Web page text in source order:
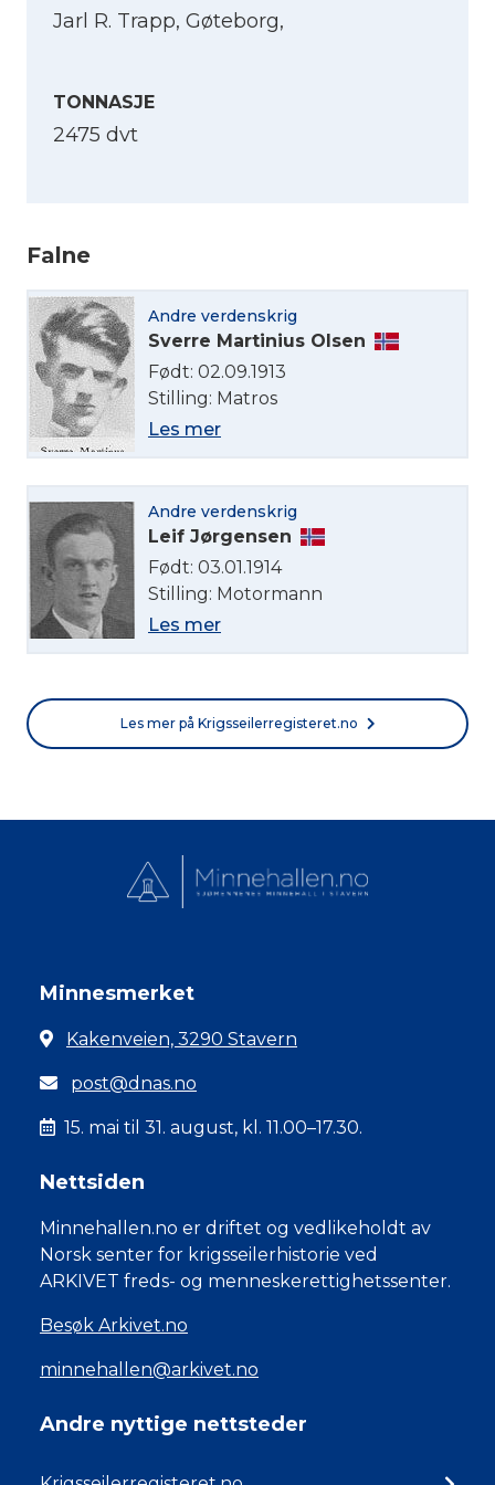
Jarl R. Trapp, Gøteborg,
TONNASJE
2475 dvt
Falne
Andre verdenskrig
Sverre Martinius Olsen
Født: 02.09.1913
Stilling: Matros
Les mer
Andre verdenskrig
Leif Jørgensen
Født: 03.01.1914
Stilling: Motormann
Les mer
Les mer på Krigsseilerregisteret.no
Minnesmerket
Kakenveien, 3290 Stavern
post@dnas.no
15. mai til 31. august, kl. 11.00–17.30.
Nettsiden
Minnehallen.no er driftet og vedlikeholdt av
Norsk senter for krigsseilerhistorie ved
ARKIVET freds- og menneskerettighetssenter.
Besøk Arkivet.no
minnehallen@arkivet.no
Andre nyttige nettsteder
Velg språk
English
Norsk bokmål